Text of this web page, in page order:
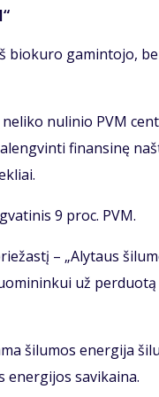
gamintojo,
nulinio PVM
finansinę
9 proc. PVM.
– „Alytaus
už
šilumos energija
energijos savikaina.